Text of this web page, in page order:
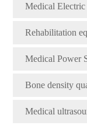
Medical Power